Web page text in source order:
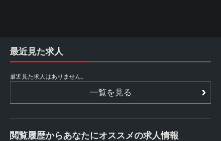
最近見た求人
最近見た求人はありません。
一覧を見る
閲覧履歴からあなたにオススメの求人情報